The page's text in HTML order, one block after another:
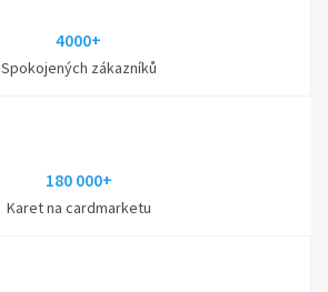
4000+
Spokojených zákazníků
180 000+
Karet na cardmarketu